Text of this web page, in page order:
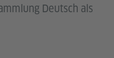
Deutsch als